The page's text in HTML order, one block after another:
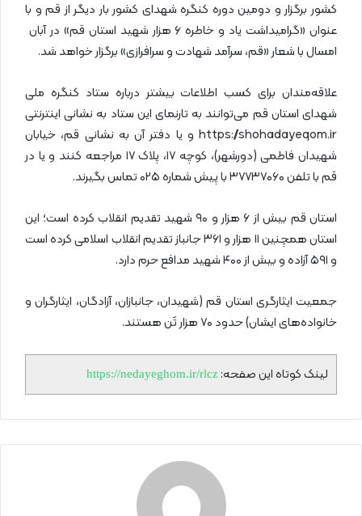
کشور برگزار و دومین دوره کنگره شهدای کشور بار دیگر از قم و با
عنوان «گرامیداشت یاد و خاطره ۶ هزار شهید استان قم» در آبان
امسال با شعار «قم، سرآمد شهادت و سرافرازی» برگزار خواهد شد.
علاقه‌مندان برای کسب اطلاعات بیشتر درباره ستاد کنگره ملی
شهدای استان قم می‌توانند به تارنمای این ستاد به نشانی اینترنتی
https://shohadayeqom.ir و یا دفتر آن به نشانی قم، خیابان
شهیدان فاطمی (دورشهر)، کوچه ۱۷، پلاک ۱۷ مراجعه کنند و یا در
قم با تلفن ۳۷۷۳۷۰۶۰ با پیش شماره ۰۲۵ تماس بگیرند.
استان قم بیش از ۶ هزار و ۹۰ شهید تقدیم انقلاب کرده‌ است؛ این
استان همچنین ۱۱ هزار و ۳۶۱ جانباز تقدیم انقلاب اسلامی کرده است
و ۵۹۱ آزاده و بیش از ۴۰۰ شهید مدافع حرم دارد.
جمعیت ایثارگری استان قم (شهیدان، جانبازان، آزادگان، ایثارگران و
خانواده‌های ایشان) حدود ۷۰ هزار تَن هستند.
لینک کوتاه این صفحه: https://nedayeghom.ir/rlcz